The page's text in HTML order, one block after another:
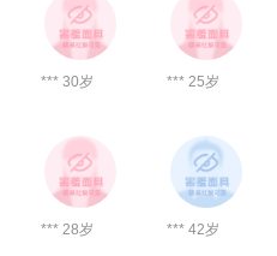
*** 30岁 *** 25岁
*** 28岁 *** 42岁